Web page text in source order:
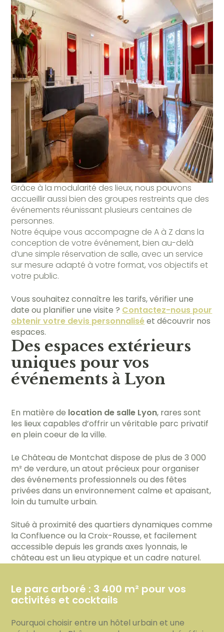
Grâce à la modularité des lieux, nous pouvons
accueillir aussi bien des groupes restreints que des
événements réunissant plusieurs centaines de
personnes.
Notre équipe vous accompagne de A à Z dans la
conception de votre événement, bien au-delà
d’une simple réservation de salle, avec un service
sur mesure adapté à votre format, vos objectifs et
votre public.
Vous souhaitez connaître les tarifs, vérifier une
date ou planifier une visite ? Contactez-nous pour
obtenir votre devis personnaliséet découvrir nos
espaces.
Des espaces extérieurs
uniques pour vos
événements à Lyon
En matière de location de salle Lyon, rares sont
les lieux capables d’offrir un véritable parc privatif
en plein coeur de la ville.
Le Château de Montchat dispose de plus de 3 000
m² de verdure, un atout précieux pour organiser
des événements professionnels ou des fêtes
privées dans un environnement calme et apaisant,
loin du tumulte urbain.
Situé à proximité des quartiers dynamiques comme
la Confluence ou la Croix-Rousse, et facilement
accessible depuis les grands axes lyonnais, le
château est un lieu atypique et un cadre naturel.
Le parc arboré : 3 400 m² pour vos
activités et cocktails
Pourquoi choisir entre un hôtel urbain et une